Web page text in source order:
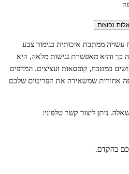
נפוצות
ממתכת איכותית בגימור צבע
כך והיא מאפשרת נגישות מלאה, היא
במטבח, קופסאות ועציצים. המדפים
מ"מ ועם שפה אחורית שמשאירה את הפריטים שלכם
בהקדם.